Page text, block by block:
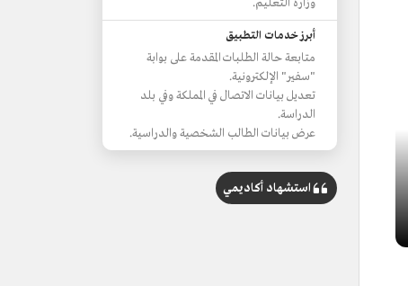
وزارة التعليم.
أبرز خدمات التطبيق
متابعة حالة الطلبات المقدمة على بوابة
"سفير" الإلكترونية.
تعديل بيانات الاتصال في المملكة وفي بلد
الدراسة.
عرض بيانات الطالب الشخصية والدراسية.
استشهاد أكاديمي